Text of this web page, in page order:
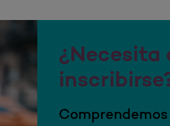
¿Necesita